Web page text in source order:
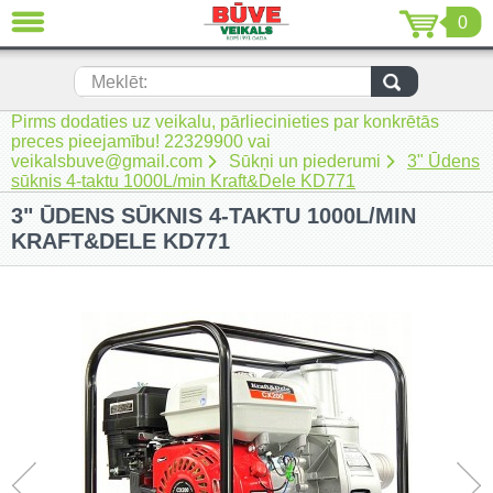
0
Meklēt:
Pirms dodaties uz veikalu, pārliecinieties par konkrētās
preces pieejamību! 22329900 vai
veikalsbuve@gmail.com
Sūkņi un piederumi
3" Ūdens
sūknis 4-taktu 1000L/min Kraft&Dele KD771
3" ŪDENS SŪKNIS 4-TAKTU 1000L/MIN
KRAFT&DELE KD771
AIZVĒRT
Jaunumi (230)
Akumulatora instrumenti (205)
Akumulatoru lādētāji un piederumi
(116)
Auto ķīmija un piederumi kopšanai
Auto piederumi (7)
Celtniecības tehnika (51)
Elektroinstrumenti (69)
Rokas elektroinstrumenti (2)